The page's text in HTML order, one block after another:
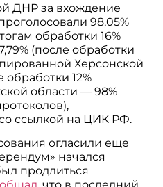
ДНР за вхождение
98,05%
обработки 16%
(после обработки
Херсонской
обработки 12%
области — 98%
ссылкой на ЦИК РФ.
огласили еще
начался
продлиться